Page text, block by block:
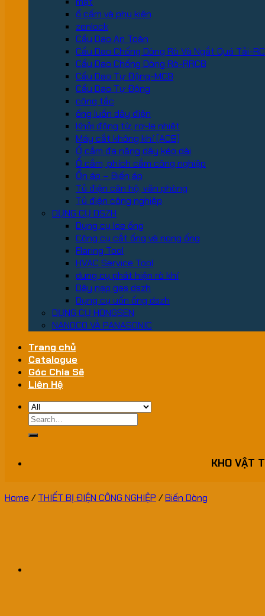
ổ cấm và phụ kiện
zenlock
Cầu Dao An Toàn
Cầu Dao Chống Dòng Rò Và Ngắt Quá Tải-
Cầu Dao Chống Dòng Rò-RRCB
Cầu Dao Tự Động-MCB
Cầu Dao Tự Động
công tắc
ống luồn dây điện
Khởi động từ, rơ-le nhiệt
Máy cắt không khí (ACB)
Ổ cắm đa năng dây kéo dài
Ổ cắm, phích cắm công nghiệp
Ổn áp – Biến áp
Tủ điện căn hộ, văn phòng
Tủ điện công nghiệp
DỤNG CỤ DSZH
Dụng cụ loe ống
Công cụ cắt ống và nong ống
Flaring Tool
HVAC Service Tool
dung cụ phát hiện rò khí
Dây nạp gas dszh
Dụng cụ uốn ống dszh
DỤNG CỤ HONGSEN
NANOCO VÀ PANASONIC
Trang chủ
Catalogue
Góc Chia Sẽ
Liên Hệ
Search
for:
KHO VẬT
Home / THIẾT BỊ ĐIỆN CÔNG NGHIỆP /Biến Dòng